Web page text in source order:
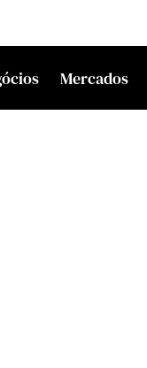
Mercados